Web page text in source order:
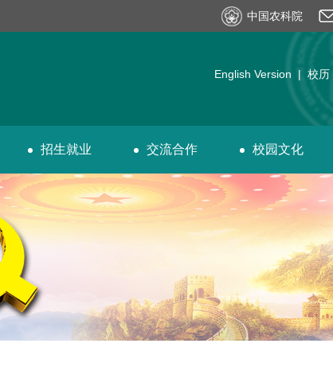
中国农科院
English Version | 校历
招生就业 交流合作 校园文化